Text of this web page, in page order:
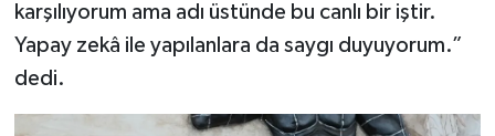
karşılıyorum ama adı üstünde bu canlı bir iştir.
Yapay zekâ ile yapılanlara da saygı duyuyorum.”
dedi.